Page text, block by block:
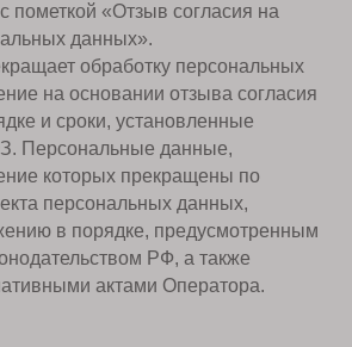
пометкой «Отзыв согласия на
данных».
обработку персональных
на основании отзыва согласия
и сроки, установленные
Персональные данные,
которых прекращены по
персональных данных,
в порядке, предусмотренным
РФ, а также
актами Оператора.